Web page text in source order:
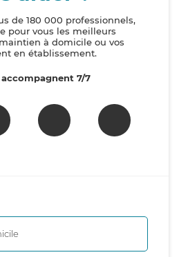
de 180 000 professionnels,
pour vous les meilleurs
à domicile ou vos
en établissement.
7/7